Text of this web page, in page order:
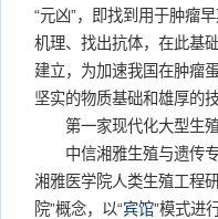
“元凶”，即找到用于肿瘤
机理、找出抗体，在此基
建立，为加速我国在肿瘤
坚实的物质基础和雄厚的技
第一家现代化大型生殖
中信湘雅生殖与遗传专
湘雅医学院人类生殖工程
院”概念，以“宾馆”模式进